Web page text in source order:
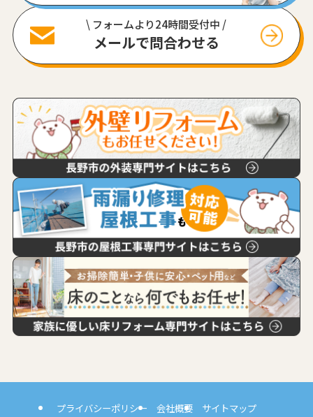
\ フォームより24時間受付中 /
メールで問合わせる
プライバシーポリシー 会社概要 サイトマップ